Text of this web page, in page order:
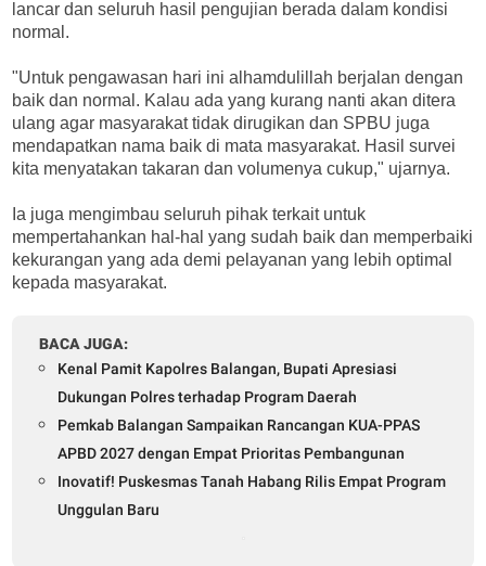
lancar dan seluruh hasil pengujian berada dalam kondisi
normal.
"Untuk pengawasan hari ini alhamdulillah berjalan dengan
baik dan normal. Kalau ada yang kurang nanti akan ditera
ulang agar masyarakat tidak dirugikan dan SPBU juga
mendapatkan nama baik di mata masyarakat. Hasil survei
kita menyatakan takaran dan volumenya cukup," ujarnya.
Ia juga mengimbau seluruh pihak terkait untuk
mempertahankan hal-hal yang sudah baik dan memperbaiki
kekurangan yang ada demi pelayanan yang lebih optimal
kepada masyarakat.
BACA JUGA:
Kenal Pamit Kapolres Balangan, Bupati Apresiasi
Dukungan Polres terhadap Program Daerah
Pemkab Balangan Sampaikan Rancangan KUA-PPAS
APBD 2027 dengan Empat Prioritas Pembangunan
Inovatif! Puskesmas Tanah Habang Rilis Empat Program
Unggulan Baru